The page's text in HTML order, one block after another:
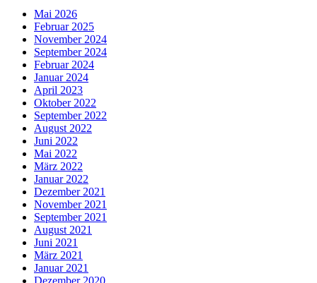
Mai 2026
Februar 2025
November 2024
September 2024
Februar 2024
Januar 2024
April 2023
Oktober 2022
September 2022
August 2022
Juni 2022
Mai 2022
März 2022
Januar 2022
Dezember 2021
November 2021
September 2021
August 2021
Juni 2021
März 2021
Januar 2021
Dezember 2020